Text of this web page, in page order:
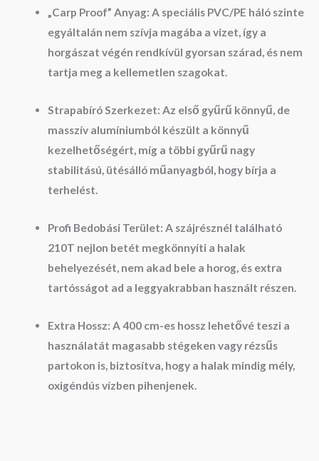
„Carp Proof” Anyag: A speciális PVC/PE háló szinte
egyáltalán nem szívja magába a vizet, így a
horgászat végén rendkívül gyorsan szárad, és nem
tartja meg a kellemetlen szagokat.
Strapabíró Szerkezet: Az első gyűrű könnyű, de
masszív alumíniumból készült a könnyű
kezelhetőségért, míg a többi gyűrű nagy
stabilitású, ütésálló műanyagból, hogy bírja a
terhelést.
Profi Bedobási Terület: A szájrésznél található
210T nejlon betét megkönnyíti a halak
behelyezését, nem akad bele a horog, és extra
tartósságot ad a leggyakrabban használt részen.
Extra Hossz: A 400 cm-es hossz lehetővé teszi a
használatát magasabb stégeken vagy rézsűs
partokon is, biztosítva, hogy a halak mindig mély,
oxigéndús vízben pihenjenek.